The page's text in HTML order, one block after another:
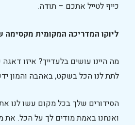
כייף לטייל אתכם – תודה.️
ליוקו המדריכה המקומית מקסימה
מה היינו עושים בלעדייך? איזו דאגה
לתת לנו הכל בשקט, באהבה והמון
הסידורים שלך בכל מקום עשו לנו
ואנחנו באמת מודים לך על הכל. את